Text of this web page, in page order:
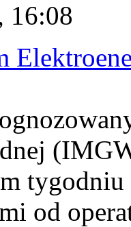
16:08
tygodniu
od